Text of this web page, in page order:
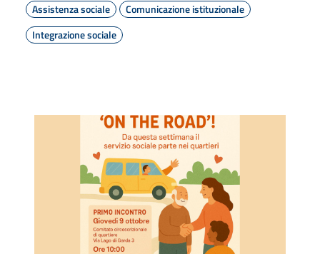
Assistenza sociale
Comunicazione istituzionale
Integrazione sociale